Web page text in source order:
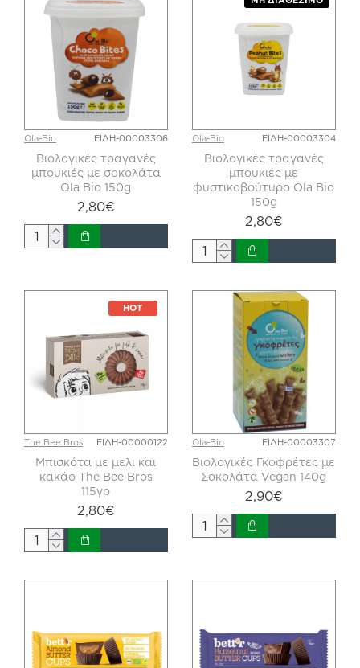
Ola-Bio ΕΙΔΗ-00003306
Βιολογικές τραγανές
μπουκιές με σοκολάτα
Ola Bio 150g
2,80€
Ola-Bio ΕΙΔΗ-00003304
Βιολογικές τραγανές
μπουκιές με
φυστικοβούτυρο Ola Bio
150g
2,80€
HOT
The Bee Bros ΕΙΔΗ-00000122
Μπισκότα με μελι και
κακάο The Bee Bros
115γρ
2,80€
Ola-Bio ΕΙΔΗ-00003307
Βιολογικές Γκοφρέτες με
Σοκολάτα Vegan 140g
2,90€